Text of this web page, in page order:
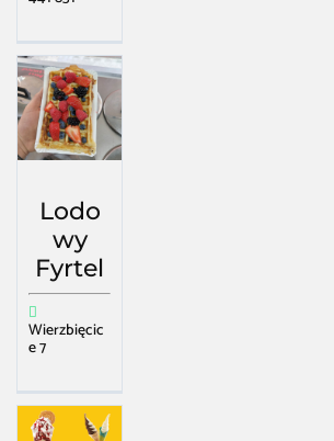
Lodo
wy
Fyrtel
Wierzbięcic
e 7